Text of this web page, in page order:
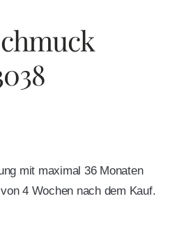
mit maximal 36 Monaten
4 Wochen nach dem Kauf.